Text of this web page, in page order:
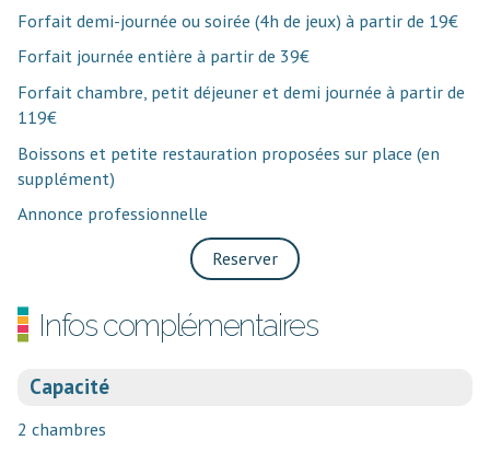
Forfait demi-journée ou soirée (4h de jeux) à partir de 19€
Forfait journée entière à partir de 39€
Forfait chambre, petit déjeuner et demi journée à partir de
119€
Boissons et petite restauration proposées sur place (en
supplément)
Annonce professionnelle
Reserver
Infos complémentaires
Capacité
2 chambres